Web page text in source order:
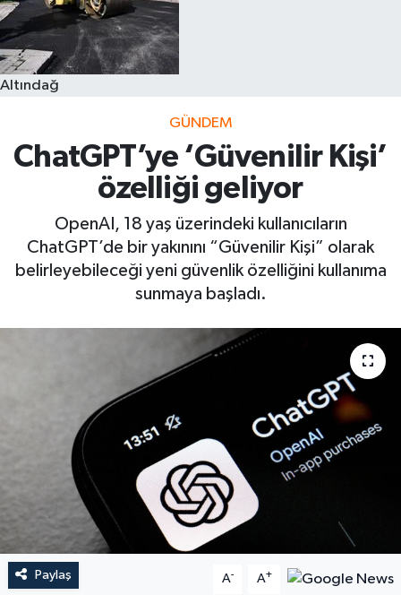
Altındağ
GÜNDEM
ChatGPT’ye ‘Güvenilir Kişi’
özelliği geliyor
OpenAI, 18 yaş üzerindeki kullanıcıların
ChatGPT’de bir yakınını “Güvenilir Kişi” olarak
belirleyebileceği yeni güvenlik özelliğini kullanıma
sunmaya başladı.
Paylaş A- A+